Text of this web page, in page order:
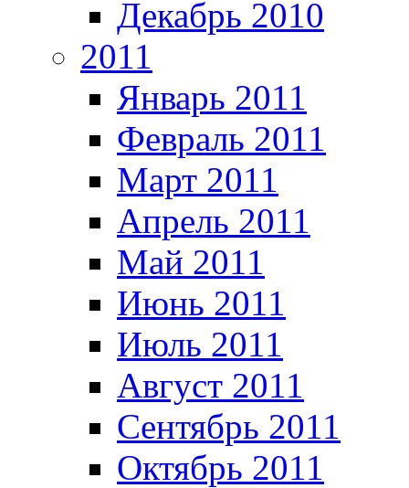
Декабрь 2010
2011
Январь 2011
Февраль 2011
Март 2011
Апрель 2011
Май 2011
Июнь 2011
Июль 2011
Август 2011
Сентябрь 2011
Октябрь 2011